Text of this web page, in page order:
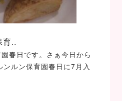
育..
春日です。さぁ今日から
ルン保育園春日に7月入